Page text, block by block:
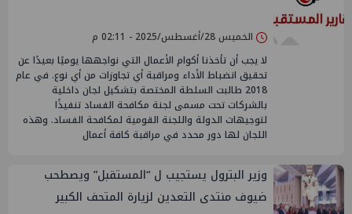
الخميس 28/أغسطس/2025 - 02:11 م
لا يجب أن تأخذنا أكوام الأعمال التي نواجهها يوميًا بعيدًا عن
تحقيق انضباط الأداء ومراقبة أي تجاوزات من أي نوع. في عام
2018 طالبت السلطة المختصة بتشكيل لجان داخلية
بالشركات تحت مسمى لجنة مكافحة الفساد تنفيذًا
لتوجيهات الدولة واللجنة القومية لمكافحة الفساد. وهذه
اللجان لها دور محدد في مراقبة كافة أعمال
وزير البترول يستجيب ل “المستقبل” ويصطحب
ضيوف منتدى التعدين لزيارة المتحف الكبير